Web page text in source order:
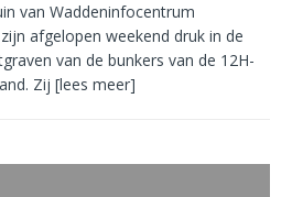
van Waddeninfocentrum
afgelopen weekend druk in de
van de bunkers van de 12H-
Zij [lees meer]